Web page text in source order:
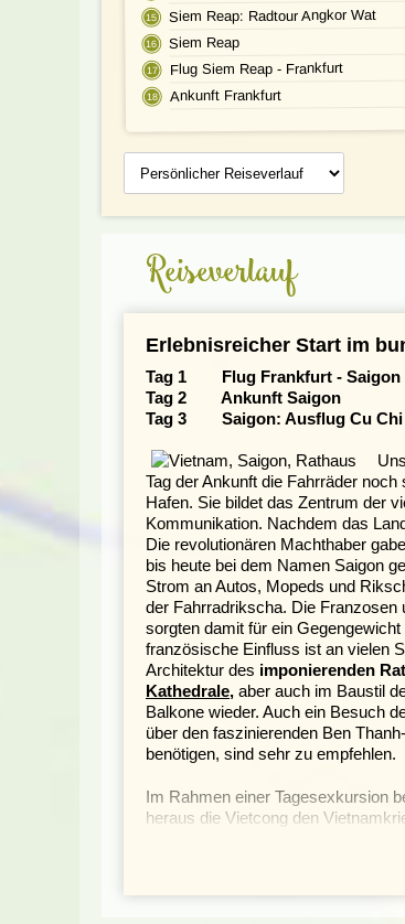
Siem Reap: Radtour Angkor Wat
Siem Reap
Flug Siem Reap - Frankfurt
Ankunft Frankfurt
Reiseverlauf
Reiseverlauf
Erlebnisreicher Start im
Tag 1 Flug Frankfurt - Saigon
Tag 2 Ankunft Saigon
Tag 3 Saigon: Ausflug Cu Chi
Tag der Ankunft die Fahrräder
Hafen. Sie bildet das Zentrum der
Kommunikation. Nachdem das
Die revolutionären Machthaber
bis heute bei dem Namen Saigon
Strom an Autos, Mopeds und
der Fahrradrikscha. Die Franzosen
sorgten damit für ein
französische Einfluss ist an vielen
Architektur des imponierenden
Kathedrale, aber auch im Baustil
Balkone wieder. Auch ein Besuch
über den faszinierenden Ben
benötigen, sind sehr zu empfehlen.
Im Rahmen einer Tagesexkursion
heraus die Vietcong den
Papierlaternen und ebenso
Beginn unserer Radtour